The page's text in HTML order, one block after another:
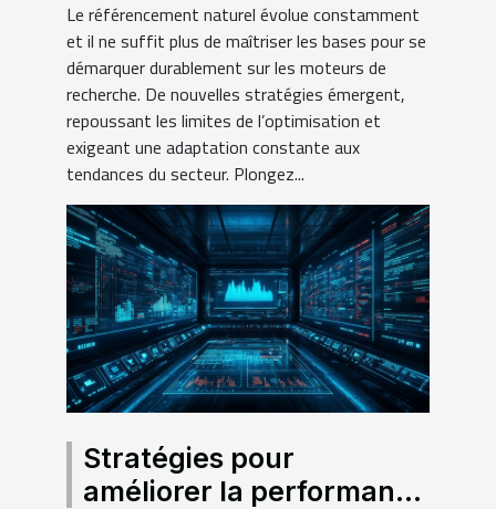
Le référencement naturel évolue constamment
et il ne suffit plus de maîtriser les bases pour se
démarquer durablement sur les moteurs de
recherche. De nouvelles stratégies émergent,
repoussant les limites de l’optimisation et
exigeant une adaptation constante aux
tendances du secteur. Plongez...
Stratégies pour
améliorer la performance